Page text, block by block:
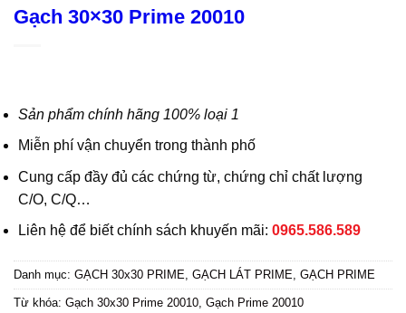
Gạch 30×30 Prime 20010
Sản phẩm chính hãng 100% loại 1
Miễn phí vận chuyển trong thành phố
Cung cấp đầy đủ các chứng từ, chứng chỉ chất lượng
C/O, C/Q…
Liên hệ để biết chính sách khuyến mãi: 0965.586.589
Danh mục: GẠCH 30x30 PRIME, GẠCH LÁT PRIME, GẠCH PRIME
Từ khóa: Gạch 30x30 Prime 20010, Gạch Prime 20010